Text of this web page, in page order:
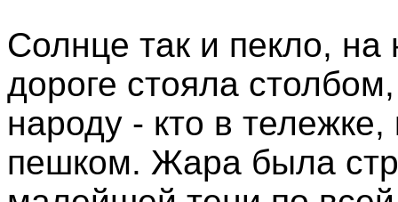
Солнце так и пекло,
дороге стояла
народу - кто в
пешком. Жара была